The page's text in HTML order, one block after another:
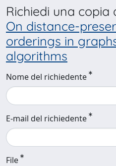
Richiedi una copia
On distance-
orderings in
algorithms
Nome del richiedente
E-mail del richiedente
File